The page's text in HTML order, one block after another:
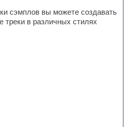
сэмплов вы можете создавать
треки в различных стилях